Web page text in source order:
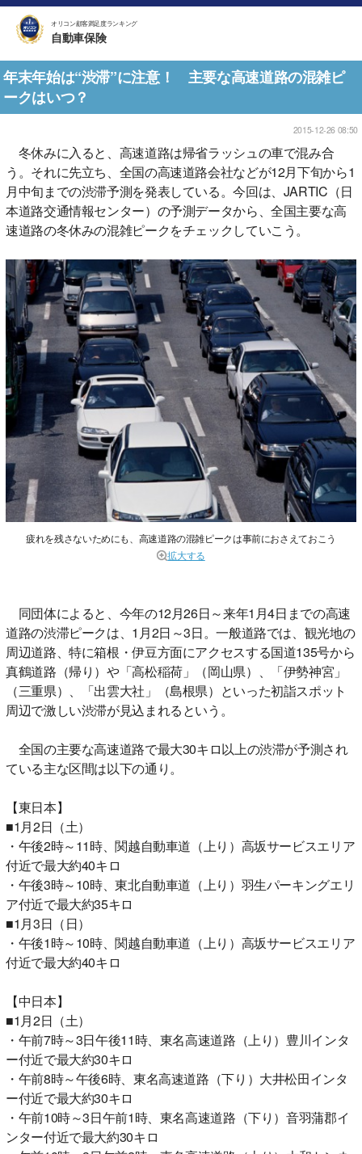
オリコン顧客満足度ランキング
自動車保険
年末年始は“渋滞”に注意！ 主要な高速道路の混雑ピ
ークはいつ？
2015-12-26 08:50
冬休みに入ると、高速道路は帰省ラッシュの車で混み合
う。それに先立ち、全国の高速道路会社などが12月下旬から1
月中旬までの渋滞予測を発表している。今回は、JARTIC（日
本道路交通情報センター）の予測データから、全国主要な高
速道路の冬休みの混雑ピークをチェックしていこう。
疲れを残さないためにも、高速道路の混雑ピークは事前におさえておこう
拡大する
同団体によると、今年の12月26日～来年1月4日までの高速
道路の渋滞ピークは、1月2日～3日。一般道路では、観光地の
周辺道路、特に箱根・伊豆方面にアクセスする国道135号から
真鶴道路（帰り）や「高松稲荷」（岡山県）、「伊勢神宮」
（三重県）、「出雲大社」（島根県）といった初詣スポット
周辺で激しい渋滞が見込まれるという。
全国の主要な高速道路で最大30キロ以上の渋滞が予測され
ている主な区間は以下の通り。
【東日本】
■1月2日（土）
・午後2時～11時、関越自動車道（上り）高坂サービスエリア
付近で最大約40キロ
・午後3時～10時、東北自動車道（上り）羽生パーキングエリ
ア付近で最大約35キロ
■1月3日（日）
・午後1時～10時、関越自動車道（上り）高坂サービスエリア
付近で最大約40キロ
【中日本】
■1月2日（土）
・午前7時～3日午後11時、東名高速道路（上り）豊川インタ
ー付近で最大約30キロ
・午前8時～午後6時、東名高速道路（下り）大井松田インタ
ー付近で最大約30キロ
・午前10時～3日午前1時、東名高速道路（下り）音羽蒲郡イ
ンター付近で最大約30キロ